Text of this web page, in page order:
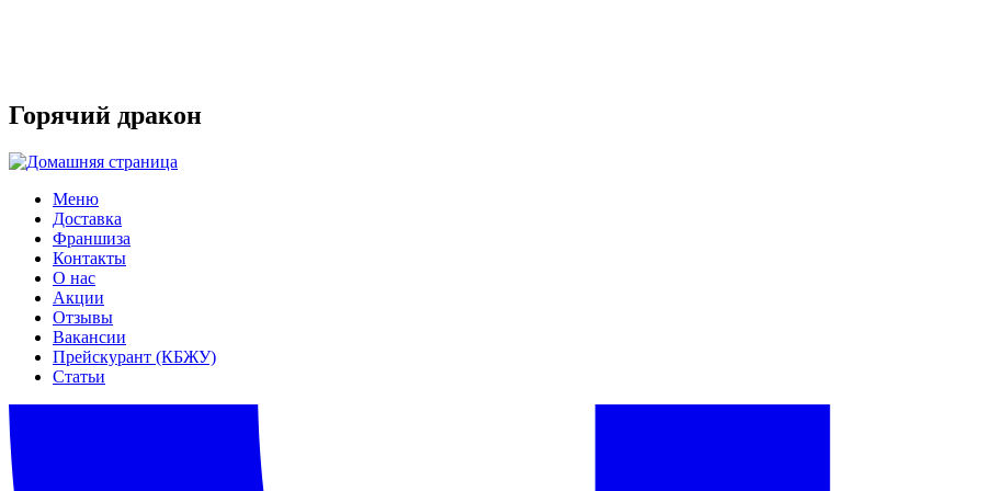
Горячий дракон
Меню
Доставка
Франшиза
Контакты
О нас
Акции
Отзывы
Вакансии
Прейскурант (КБЖУ)
Статьи